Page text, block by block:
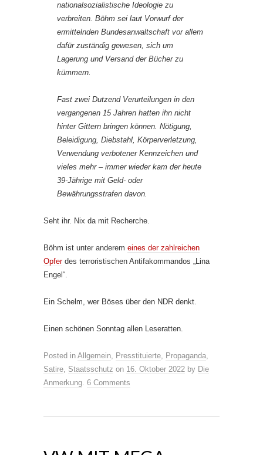
nationalsozialistische Ideologie zu
verbreiten. Böhm sei laut Vorwurf der
ermittelnden Bundesanwaltschaft vor allem
dafür zuständig gewesen, sich um
Lagerung und Versand der Bücher zu
kümmern.
Fast zwei Dutzend Verurteilungen in den
vergangenen 15 Jahren hatten ihn nicht
hinter Gittern bringen können. Nötigung,
Beleidigung, Diebstahl, Körperverletzung,
Verwendung verbotener Kennzeichen und
vieles mehr – immer wieder kam der heute
39-Jährige mit Geld- oder
Bewährungsstrafen davon.
Seht ihr. Nix da mit Recherche.
Böhm ist unter anderem eines der zahlreichen
Opferdes terroristischen Antifakommandos „Lina
Engel“.
Ein Schelm, wer Böses über den NDR denkt.
Einen schönen Sonntag allen Leseratten.
Posted in Allgemein Presstituierte Propaganda
Satire Staatsschutz on 16. Oktober 2022 by Die
Anmerkung 6 Comments